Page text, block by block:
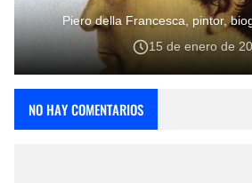
Piero della Francesca, pintor,
15 de enero de
NO HAY COMENTARIOS